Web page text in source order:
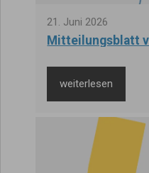
21 . Juni 2026
Mitteilungsblatt
weiterlesen